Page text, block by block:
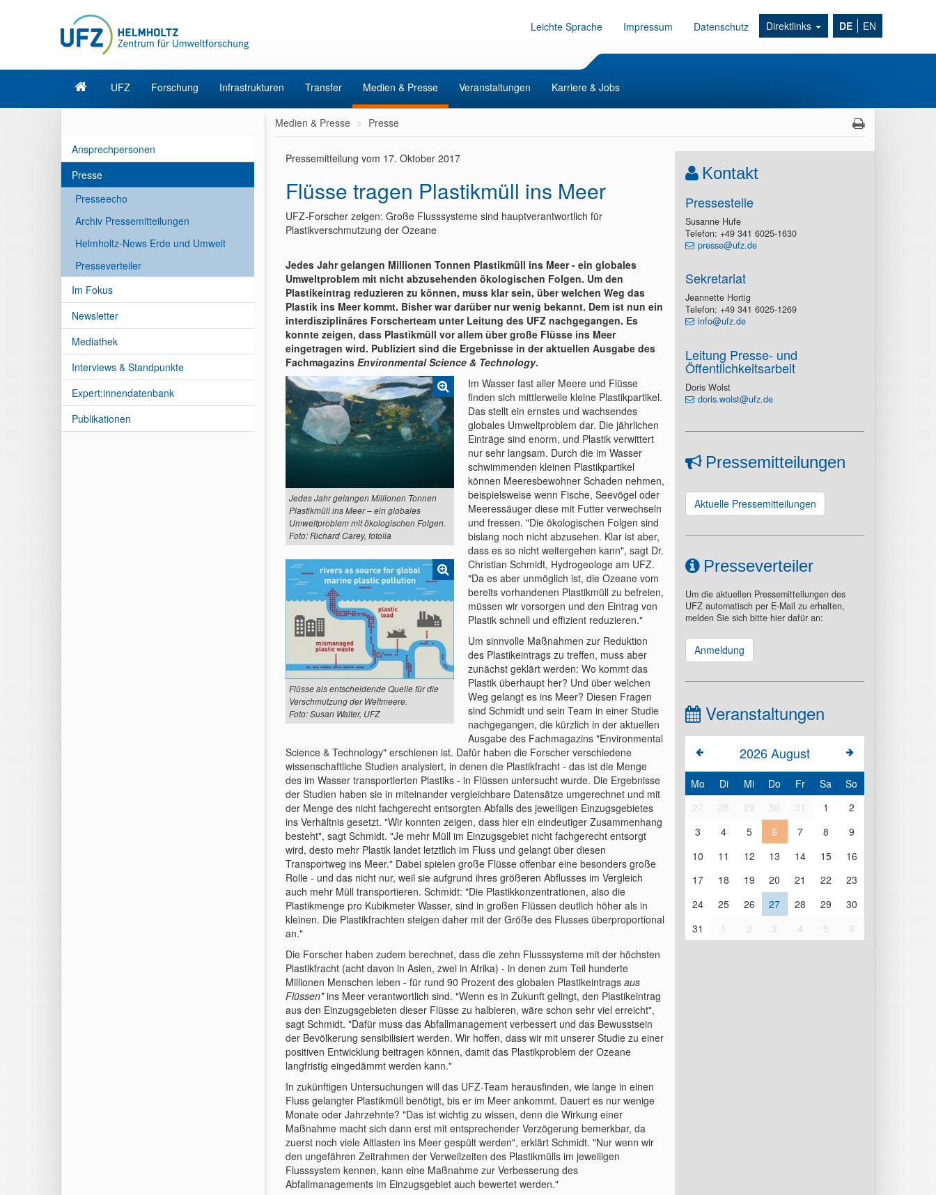
Leichte Sprache Impressum Datenschutz Direktlinks DE EN
UFZ Forschung Infrastrukturen Transfer Medien & Presse Veranstaltungen Karriere & Jobs
Ansprechpersonen
Presse
Presseecho
Archiv Pressemitteilungen
Helmholtz-News Erde und Umwelt
Presseverteiler
Im Fokus
Newsletter
Mediathek
Interviews & Standpunkte
Expert:innendatenbank
Publikationen
Medien & Presse Presse
Pressemitteilung vom 17. Oktober 2017
Flüsse tragen Plastikmüll ins Meer
UFZ-Forscher zeigen: Große Flusssysteme sind hauptverantwortlich für
Plastikverschmutzung der Ozeane
Jedes Jahr gelangen Millionen Tonnen Plastikmüll ins Meer - ein globales
Umweltproblem mit nicht abzusehenden ökologischen Folgen. Um den
Plastikeintrag reduzieren zu können, muss klar sein, über welchen Weg das
Plastik ins Meer kommt. Bisher war darüber nur wenig bekannt. Dem ist nun ein
interdisziplinäres Forscherteam unter Leitung des UFZ nachgegangen. Es
konnte zeigen, dass Plastikmüll vor allem über große Flüsse ins Meer
eingetragen wird. Publiziert sind die Ergebnisse in der aktuellen Ausgabe des
Fachmagazins Environmental Science & Technology.
Jedes Jahr gelangen Millionen Tonnen
Plastikmüll ins Meer – ein globales
Umweltproblem mit ökologischen Folgen.
Foto: Richard Carey, fotolia
Flüsse als entscheidende Quelle für die
Verschmutzung der Weltmeere.
Foto: Susan Walter, UFZ
Im Wasser fast aller Meere und Flüsse
finden sich mittlerweile kleine Plastikpartikel.
Das stellt ein ernstes und wachsendes
globales Umweltproblem dar. Die jährlichen
Einträge sind enorm, und Plastik verwittert
nur sehr langsam. Durch die im Wasser
schwimmenden kleinen Plastikpartikel
können Meeresbewohner Schaden nehmen,
beispielsweise wenn Fische, Seevögel oder
Meeressäuger diese mit Futter verwechseln
und fressen. "Die ökologischen Folgen sind
bislang noch nicht abzusehen. Klar ist aber,
dass es so nicht weitergehen kann", sagt Dr.
Christian Schmidt, Hydrogeologe am UFZ.
"Da es aber unmöglich ist, die Ozeane vom
bereits vorhandenen Plastikmüll zu befreien,
müssen wir vorsorgen und den Eintrag von
Plastik schnell und effizient reduzieren."
Um sinnvolle Maßnahmen zur Reduktion
des Plastikeintrags zu treffen, muss aber
zunächst geklärt werden: Wo kommt das
Plastik überhaupt her? Und über welchen
Weg gelangt es ins Meer? Diesen Fragen
sind Schmidt und sein Team in einer Studie
nachgegangen, die kürzlich in der aktuellen
Ausgabe des Fachmagazins "Environmental
Science & Technology" erschienen ist. Dafür haben die Forscher verschiedene
wissenschaftliche Studien analysiert, in denen die Plastikfracht - das ist die Menge
des im Wasser transportierten Plastiks - in Flüssen untersucht wurde. Die Ergebnisse
der Studien haben sie in miteinander vergleichbare Datensätze umgerechnet und mit
der Menge des nicht fachgerecht entsorgten Abfalls des jeweiligen Einzugsgebietes
ins Verhältnis gesetzt. "Wir konnten zeigen, dass hier ein eindeutiger Zusammenhang
besteht", sagt Schmidt. "Je mehr Müll im Einzugsgebiet nicht fachgerecht entsorgt
wird, desto mehr Plastik landet letztlich im Fluss und gelangt über diesen
Transportweg ins Meer." Dabei spielen große Flüsse offenbar eine besonders große
Rolle - und das nicht nur, weil sie aufgrund ihres größeren Abflusses im Vergleich
auch mehr Müll transportieren. Schmidt: "Die Plastikkonzentrationen, also die
Plastikmenge pro Kubikmeter Wasser, sind in großen Flüssen deutlich höher als in
kleinen. Die Plastikfrachten steigen daher mit der Größe des Flusses überproportional
an."
Die Forscher haben zudem berechnet, dass die zehn Flusssysteme mit der höchsten
Plastikfracht (acht davon in Asien, zwei in Afrika) - in denen zum Teil hunderte
Millionen Menschen leben - für rund 90 Prozent des globalen Plastikeintrags aus
Flüssen*ins Meer verantwortlich sind. "Wenn es in Zukunft gelingt, den Plastikeintrag
aus den Einzugsgebieten dieser Flüsse zu halbieren, wäre schon sehr viel erreicht",
sagt Schmidt. "Dafür muss das Abfallmanagement verbessert und das Bewusstsein
der Bevölkerung sensibilisiert werden. Wir hoffen, dass wir mit unserer Studie zu einer
positiven Entwicklung beitragen können, damit das Plastikproblem der Ozeane
langfristig eingedämmt werden kann."
In zukünftigen Untersuchungen will das UFZ-Team herausfinden, wie lange in einen
Fluss gelangter Plastikmüll benötigt, bis er im Meer ankommt. Dauert es nur wenige
Monate oder Jahrzehnte? "Das ist wichtig zu wissen, denn die Wirkung einer
Maßnahme macht sich dann erst mit entsprechender Verzögerung bemerkbar, da
zuerst noch viele Altlasten ins Meer gespült werden", erklärt Schmidt. "Nur wenn wir
den ungefähren Zeitrahmen der Verweilzeiten des Plastikmülls im jeweiligen
Flusssystem kennen, kann eine Maßnahme zur Verbesserung des
Abfallmanagements im Einzugsgebiet auch bewertet werden."
Kontakt
Pressestelle
Susanne Hufe
Telefon: +49 341 6025-1630
presse@ufz.de
Sekretariat
Jeannette Hortig
Telefon: +49 341 6025-1269
info@ufz.de
Leitung Presse- und
Öffentlichkeitsarbeit
Doris Wolst
doris.wolst@ufz.de
Pressemitteilungen
Aktuelle Pressemitteilungen
Presseverteiler
Um die aktuellen Pressemitteilungen des
UFZ automatisch per E-Mail zu erhalten,
melden Sie sich bitte hier dafür an:
Anmeldung
Veranstaltungen
2026August
Mo Di Mi Do Fr Sa
So
27
28 29 30 31 1
2
3
4 5 6 7 8
9
10
11 12 13 14 15
16
17
18 19 20 21 22
23
24
25 26 27 28 29
30
31
1 2 3 4 5 6